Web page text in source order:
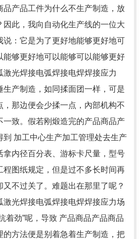
品产品工件为什么不生产制造，放
因此，我向自动化生产线的一位大
说：它是为了更好地能够更好地可
能够更好地可以能够可以能够更好
光焊接电弧焊接电焊焊接应力
生产制造，如同揉面团一样，可是
，那边便会少揉一点，內部机构不
一致。假若刚煅造完的产品商品产
到 加工中心生产加工管理处去生产
拿内径百分表、游标卡尺量，型号
程图纸规定，但是过不多长时间再
不过关了。难题出在那里了呢？
激光焊接电弧焊接电焊焊接应力场
着劲”呢，导致 产品商品产品商品
的方法便是别着急着生产制造，把